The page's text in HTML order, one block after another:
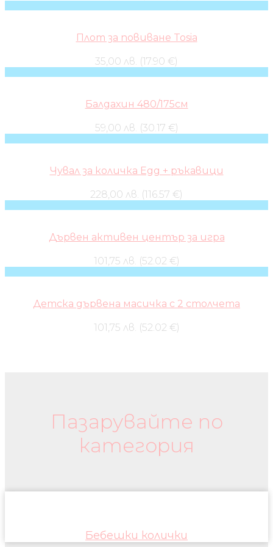
Плот за повиване Tosia
35,00 лв. (17.90 €)
Балдахин 480/175см
59,00 лв. (30.17 €)
Чувал за количка Egg + ръкавици
228,00 лв. (116.57 €)
Дървен активен център за игра
101,75 лв. (52.02 €)
Детска дървена масичка с 2 столчета
101,75 лв. (52.02 €)
Пазарувайте по
категория
Бебешки колички